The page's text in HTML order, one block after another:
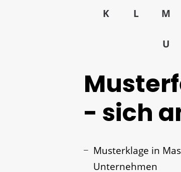
K L M
U
- sich
Musterklage in
Unternehmen